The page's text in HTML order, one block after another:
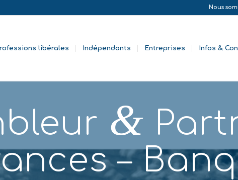
Nous
libérales Indépendants Entreprises Infos &
&
–